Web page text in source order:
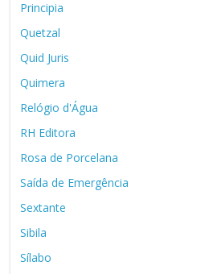
Principia
Quetzal
Quid Juris
Quimera
Relógio d'Água
RH Editora
Rosa de Porcelana
Saída de Emergência
Sextante
Sibila
Sílabo